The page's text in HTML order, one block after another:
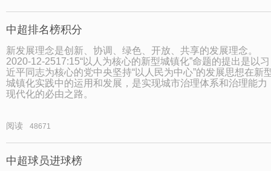
中超排名榜积分
新发展理念是创新、协调、绿色、开放、共享的发展理念。
2020-12-2517:15“以人为核心的新型城镇化”命题的提出是以习
近平同志为核心的党中央坚持“以人民为中心”的发展思想在新
城镇化实践中的运用和发展，是实现城市治理体系和治理能力
现代化的必由之路。
阅读 48671
中超球员进球榜